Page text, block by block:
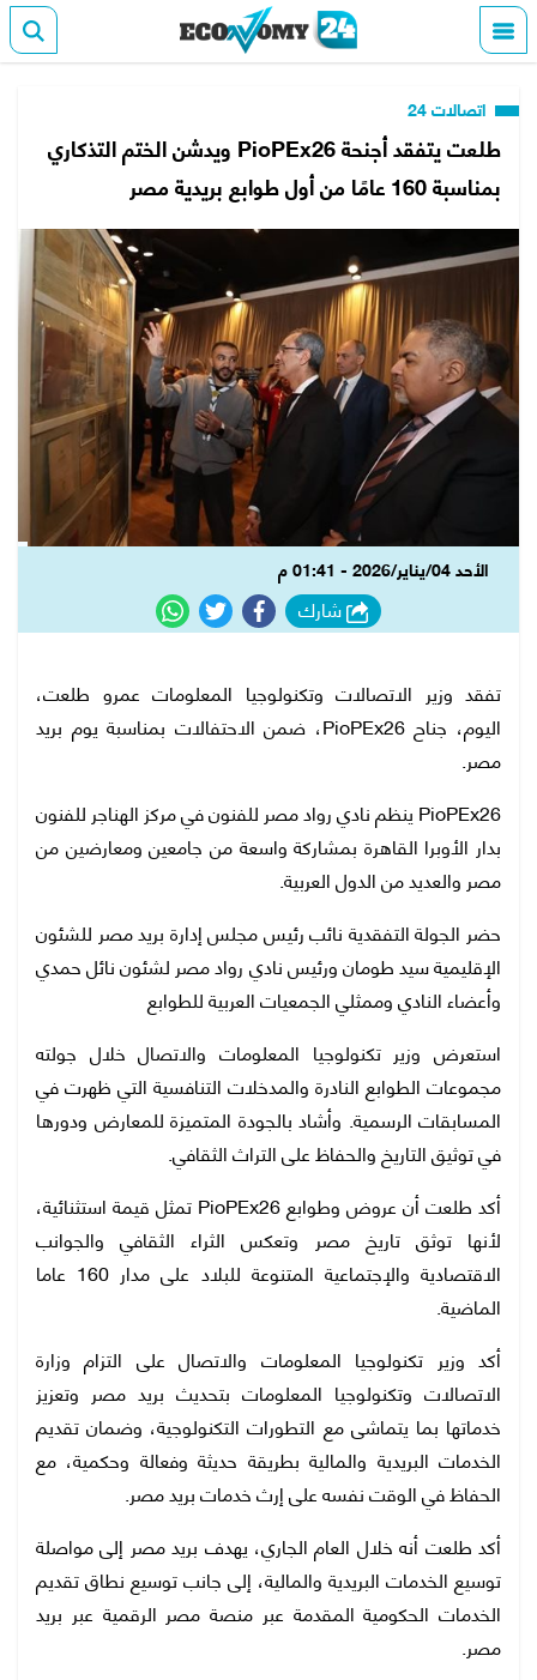
اتصالات 24
طلعت يتفقد أجنحة PioPEx26 ويدشن الختم التذكاري
بمناسبة 160 عامًا من أول طوابع بريدية مصر
الأحد 04/يناير/2026 - 01:41 م
شارك
تفقد وزير الاتصالات وتكنولوجيا المعلومات عمرو طلعت،
اليوم، جناح PioPEx26، ضمن الاحتفالات بمناسبة يوم بريد
مصر.
PioPEx26 ينظم نادي رواد مصر للفنون في مركز الهناجر للفنون
بدار الأوبرا القاهرة بمشاركة واسعة من جامعين ومعارضين من
مصر والعديد من الدول العربية.
حضر الجولة التفقدية نائب رئيس مجلس إدارة بريد مصر للشئون
الإقليمية سيد طومان ورئيس نادي رواد مصر لشئون نائل حمدي
وأعضاء النادي وممثلي الجمعيات العربية للطوابع
استعرض وزير تكنولوجيا المعلومات والاتصال خلال جولته
مجموعات الطوابع النادرة والمدخلات التنافسية التي ظهرت في
المسابقات الرسمية. وأشاد بالجودة المتميزة للمعارض ودورها
في توثيق التاريخ والحفاظ على التراث الثقافي.
أكد طلعت أن عروض وطوابع PioPEx26 تمثل قيمة استثنائية،
لأنها توثق تاريخ مصر وتعكس الثراء الثقافي والجوانب
الاقتصادية والإجتماعية المتنوعة للبلاد على مدار 160 عاما
الماضية.
أكد وزير تكنولوجيا المعلومات والاتصال على التزام وزارة
الاتصالات وتكنولوجيا المعلومات بتحديث بريد مصر وتعزيز
خدماتها بما يتماشى مع التطورات التكنولوجية، وضمان تقديم
الخدمات البريدية والمالية بطريقة حديثة وفعالة وحكمية، مع
الحفاظ في الوقت نفسه على إرث خدمات بريد مصر.
أكد طلعت أنه خلال العام الجاري، يهدف بريد مصر إلى مواصلة
توسيع الخدمات البريدية والمالية، إلى جانب توسيع نطاق تقديم
الخدمات الحكومية المقدمة عبر منصة مصر الرقمية عبر بريد
مصر.